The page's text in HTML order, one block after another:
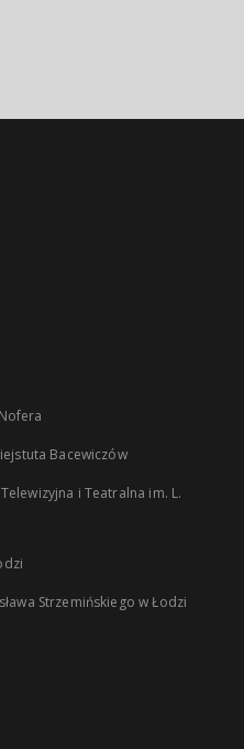
Bacewiczów
i Teatralna im. L.
Strzemińskiego w Łodzi